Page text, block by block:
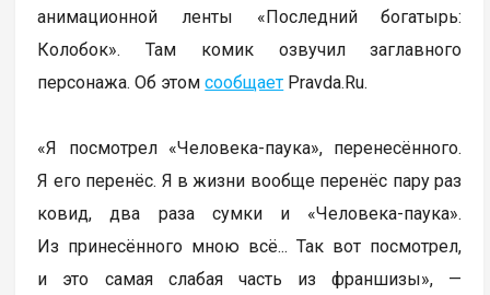
анимационной ленты «Последний богатырь:
Колобок». Там комик озвучил заглавного
персонажа. Об этомсообщает Pravda.Ru.
«Я посмотрел «Человека-паука», перенесённого.
Я его перенёс. Я в жизни вообще перенёс пару раз
ковид, два раза сумки и «Человека-паука».
Из принесённого мною всё... Так вот посмотрел,
и это самая слабая часть из франшизы», —